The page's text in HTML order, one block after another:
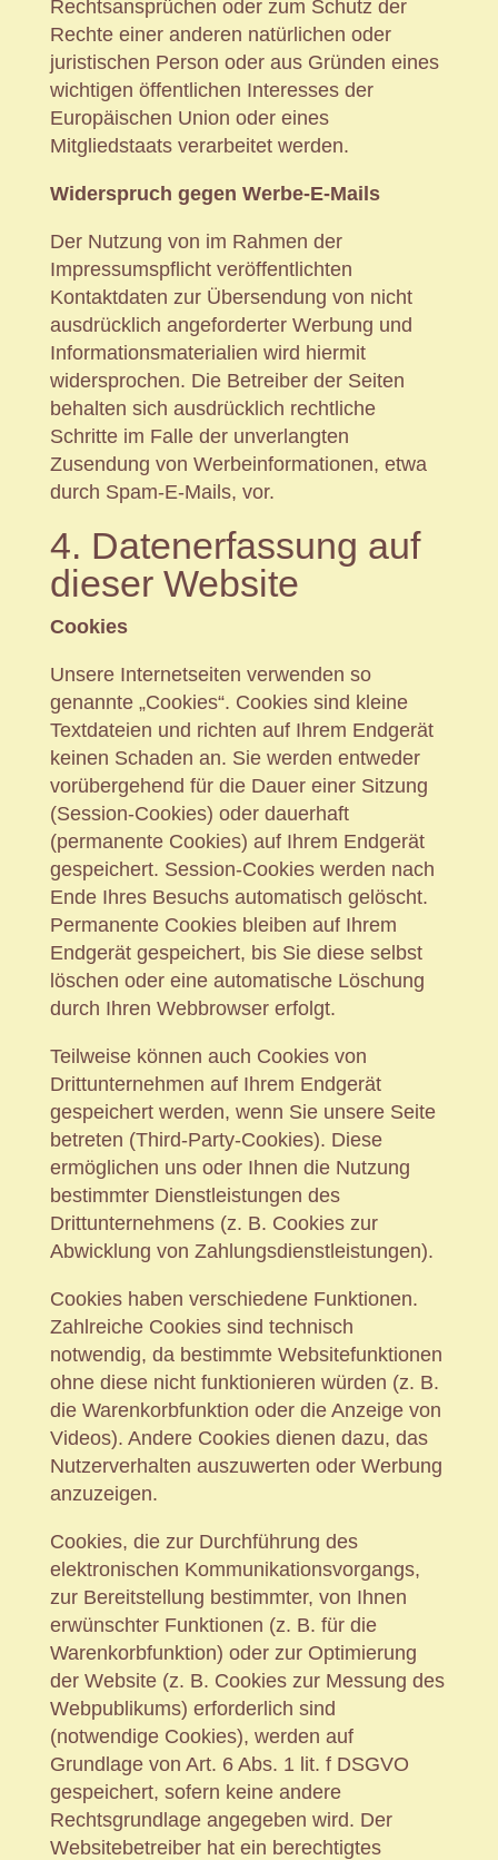
Rechtsansprüchen oder zum Schutz der
Rechte einer anderen natürlichen oder
juristischen Person oder aus Gründen eines
wichtigen öffentlichen Interesses der
Europäischen Union oder eines
Mitgliedstaats verarbeitet werden.
Widerspruch gegen Werbe-E-Mails
Der Nutzung von im Rahmen der
Impressumspflicht veröffentlichten
Kontaktdaten zur Übersendung von nicht
ausdrücklich angeforderter Werbung und
Informationsmaterialien wird hiermit
widersprochen. Die Betreiber der Seiten
behalten sich ausdrücklich rechtliche
Schritte im Falle der unverlangten
Zusendung von Werbeinformationen, etwa
durch Spam-E-Mails, vor.
4. Datenerfassung auf
dieser Website
Cookies
Unsere Internetseiten verwenden so
genannte „Cookies“. Cookies sind kleine
Textdateien und richten auf Ihrem Endgerät
keinen Schaden an. Sie werden entweder
vorübergehend für die Dauer einer Sitzung
(Session-Cookies) oder dauerhaft
(permanente Cookies) auf Ihrem Endgerät
gespeichert. Session-Cookies werden nach
Ende Ihres Besuchs automatisch gelöscht.
Permanente Cookies bleiben auf Ihrem
Endgerät gespeichert, bis Sie diese selbst
löschen oder eine automatische Löschung
durch Ihren Webbrowser erfolgt.
Teilweise können auch Cookies von
Drittunternehmen auf Ihrem Endgerät
gespeichert werden, wenn Sie unsere Seite
betreten (Third-Party-Cookies). Diese
ermöglichen uns oder Ihnen die Nutzung
bestimmter Dienstleistungen des
Drittunternehmens (z. B. Cookies zur
Abwicklung von Zahlungsdienstleistungen).
Cookies haben verschiedene Funktionen.
Zahlreiche Cookies sind technisch
notwendig, da bestimmte Websitefunktionen
ohne diese nicht funktionieren würden (z. B.
die Warenkorbfunktion oder die Anzeige von
Videos). Andere Cookies dienen dazu, das
Nutzerverhalten auszuwerten oder Werbung
anzuzeigen.
Cookies, die zur Durchführung des
elektronischen Kommunikationsvorgangs,
zur Bereitstellung bestimmter, von Ihnen
erwünschter Funktionen (z. B. für die
Warenkorbfunktion) oder zur Optimierung
der Website (z. B. Cookies zur Messung des
Webpublikums) erforderlich sind
(notwendige Cookies), werden auf
Grundlage von Art. 6 Abs. 1 lit. f DSGVO
gespeichert, sofern keine andere
Rechtsgrundlage angegeben wird. Der
Websitebetreiber hat ein berechtigtes